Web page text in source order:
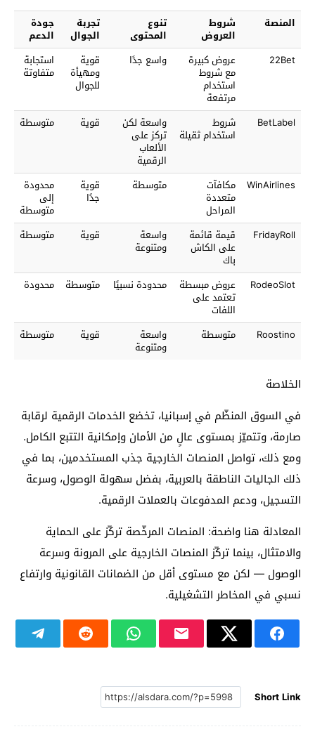
المنصة شروط
العروض
تنوع
المحتوى
تجربة
الجوال
جودة
الدعم
22Bet
عروض كبيرة
مع شروط
استخدام
مرتفعة
واسع جدًا قوية
ومهيأة
للجوال
استجابة
متفاوتة
BetLabel شروط
استخدام ثقيلة
واسعة لكن
تركز على
الألعاب
الرقمية
قوية متوسطة
WinAirlines مكافآت
متعددة
المراحل
متوسطة قوية
جدًا
محدودة
إلى
متوسطة
FridayRoll
قيمة قائمة
على الكاش
باك
واسعة
ومتنوعة
قوية متوسطة
RodeoSlot عروض مبسطة
تعتمد على
اللفات
محدودة نسبيًا متوسطة محدودة
Roostino متوسطة واسعة
ومتنوعة
قوية متوسطة
الخلاصة
في السوق المنظّم في إسبانيا، تخضع الخدمات الرقمية لرقابة
صارمة، وتتميّز بمستوى عالٍ من الأمان وإمكانية التتبع الكامل.
ومع ذلك، تواصل المنصات الخارجية جذب المستخدمين، بما في
ذلك الجاليات الناطقة بالعربية، بفضل سهولة الوصول، وسرعة
التسجيل، ودعم المدفوعات بالعملات الرقمية.
المعادلة هنا واضحة: المنصات المرخّصة تركّز على الحماية
والامتثال، بينما تركّز المنصات الخارجية على المرونة وسرعة
الوصول — لكن مع مستوى أقل من الضمانات القانونية وارتفاع
نسبي في المخاطر التشغيلية.
Short Link